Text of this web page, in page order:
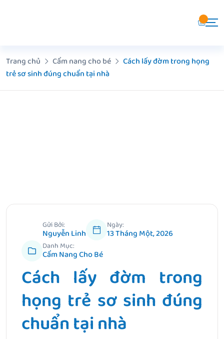
Trang chủ
Cẩm nang cho bé
Cách lấy đờm trong họng
trẻ sơ sinh đúng chuẩn tại nhà
Gửi Bởi:
Nguyễn Linh
Ngày:
13 Tháng Một, 2026
Danh Mục:
Cẩm Nang Cho Bé
Cách lấy đờm trong
họng trẻ sơ sinh đúng
chuẩn tại nhà